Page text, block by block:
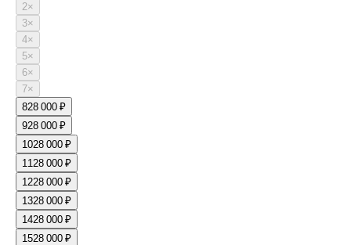
2×
3×
4×
5×
6×
7×
828 000 ₽
928 000 ₽
1028 000 ₽
1128 000 ₽
1228 000 ₽
1328 000 ₽
1428 000 ₽
1528 000 ₽